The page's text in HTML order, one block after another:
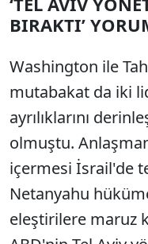
BIRAKTI’
Washington ile
mutabakat da iki
ayrılıklarını
olmuştu.
içermesi İsrail'de
Netanyahu
eleştirilere maruz